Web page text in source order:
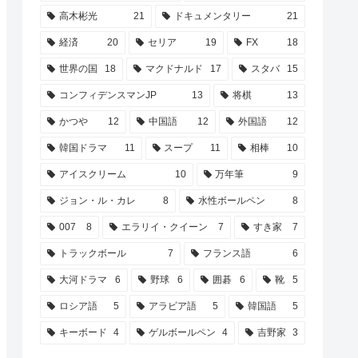
高木彬光 21 ドキュメンタリー 21
経済 20 セリア 19 FX 18
世界の国 18 マクドナルド 17 スタバ 15
コンフィデンスマンJP 13 将棋 13
かつや 12 中国語 12 外国語 12
韓国ドラマ 11 スープ 11 相棒 10
アイスクリーム 10 万年筆 9
ジョン・ル・カレ 8 水性ボールペン 8
007 8 エラリイ・クイーン 7 すき家 7
トラックボール 7 フランス語 6
大河ドラマ 6 野球 6 囲碁 6 靴 5
ロシア語 5 アラビア語 5 韓国語 5
キーボード 4 ゲルボールペン 4 吉野家 3